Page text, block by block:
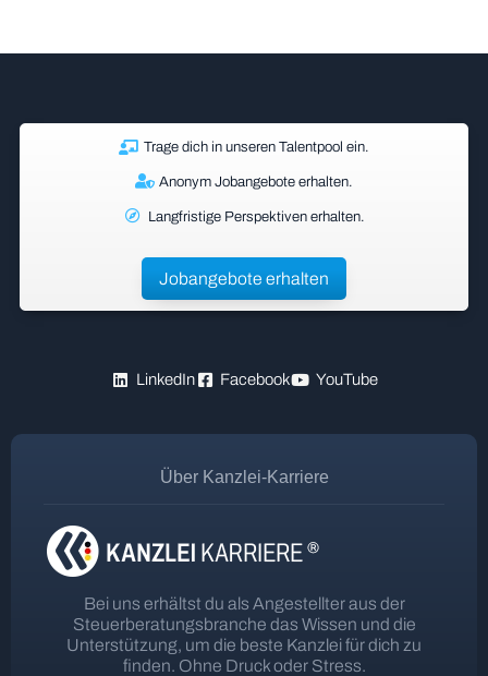
Trage dich in unseren Talentpool ein.
Anonym Jobangebote erhalten.
Langfristige Perspektiven erhalten.
Jobangebote erhalten
LinkedIn Facebook YouTube
Über Kanzlei-Karriere
Bei uns erhältst du als Angestellter aus der
Steuerberatungsbranche das Wissen und die
Unterstützung, um die beste Kanzlei für dich zu
finden. Ohne Druck oder Stress.